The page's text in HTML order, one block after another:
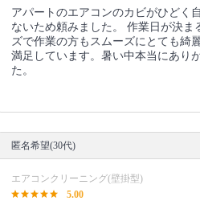
アパートのエアコンのカビがひどく
ないため頼みました。 作業日が決ま
ズで作業の方もスムーズにとても綺
満足しています。暑い中本当にあり
た。
匿名希望(30代)
エアコンクリーニング(壁掛型)
5.00